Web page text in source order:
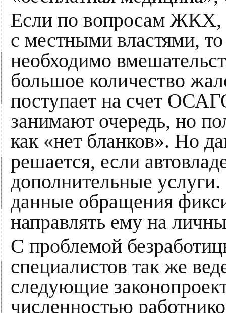
Если по вопросам ЖКХ,
с местными властями,
необходимо
большое количество
поступает на счет
занимают очередь, но
как «нет бланков». Но
решается, если
дополнительные
данные обращения
направлять ему на
С проблемой
специалистов так же
следующие
численностью